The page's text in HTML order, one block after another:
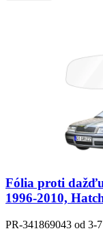
Fólia proti
1996-2010,
PR-341869043 od 3-